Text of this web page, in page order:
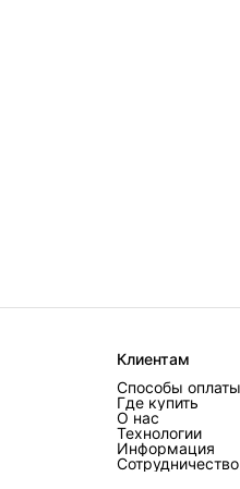
Клиентам
Способы оплаты
Где купить
О нас
Технологии
Информация
Сотрудничество